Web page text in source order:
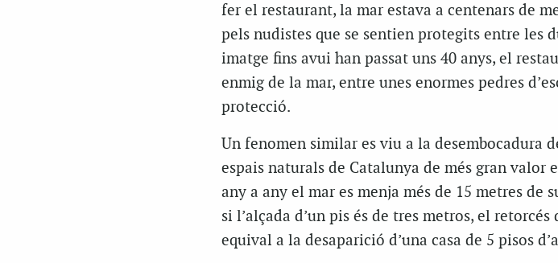
fer el restaurant, la mar estava a centenars de
pels nudistes que se sentien protegits entre les
imatge fins avui han passat uns 40 anys, el
enmig de la mar, entre unes enormes pedres
protecció.
Un fenomen similar es viu a la desembocadura
espais naturals de Catalunya de més gran valor
any a any el mar es menja més de 15 metres de
si l’alçada d’un pis és de tres metros, el
equival a la desaparició d’una casa de 5 pisos